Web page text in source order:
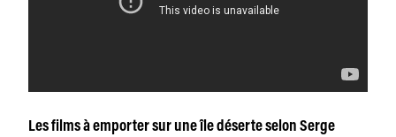
Les films à emporter sur une île déserte selon Serge